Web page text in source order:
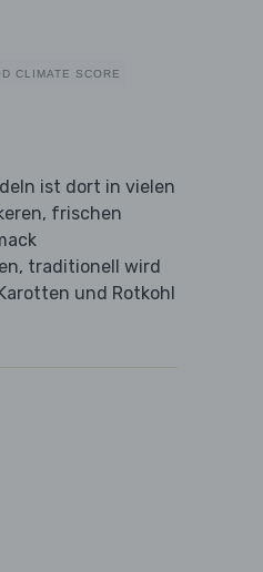
CLIMATE SCORE
ist dort in vielen
frischen
traditionell wird
und Rotkohl